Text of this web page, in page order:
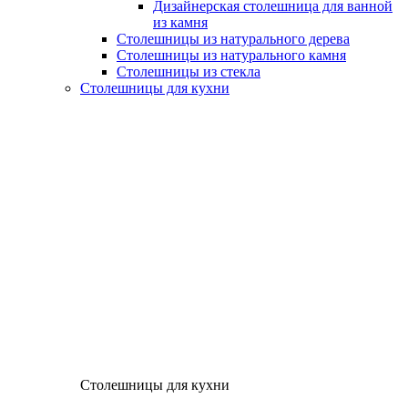
Дизайнерская столешница для ванной
из камня
Столешницы из натурального дерева
Столешницы из натурального камня
Столешницы из стекла
Столешницы для кухни
Столешницы для кухни